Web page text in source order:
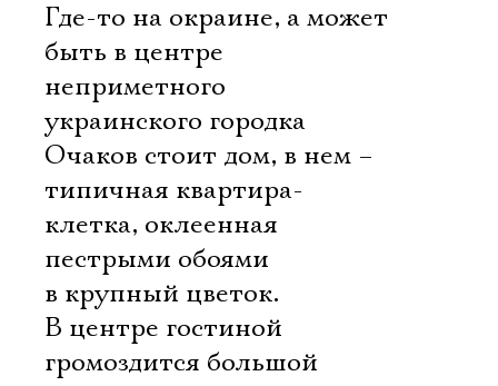
Где-то на окраине, а может
быть в центре
неприметного
украинского городка
Очаков стоит дом, в нем –
типичная квартира-
клетка, оклеенная
пестрыми обоями
в крупный цветок.
В центре гостиной
громоздится большой